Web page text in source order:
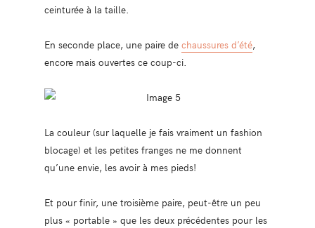
ceinturée à la taille.
En seconde place, une paire de chaussures d’été,
encore mais ouvertes ce coup-ci.
La couleur (sur laquelle je fais vraiment un fashion
blocage) et les petites franges ne me donnent
qu’une envie, les avoir à mes pieds!
Et pour finir, une troisième paire, peut-être un peu
plus « portable » que les deux précédentes pour les